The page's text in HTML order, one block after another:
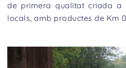
de primera qualitat criada a
locals, amb productes de Km